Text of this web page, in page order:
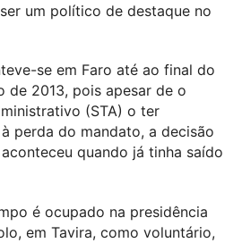
um político de destaque no
se em Faro até ao final do
de 2013, pois apesar de o
(STA) o ter
perda do mandato, a decisão
quando já tinha saído
é ocupado na presidência
em Tavira, como voluntário,